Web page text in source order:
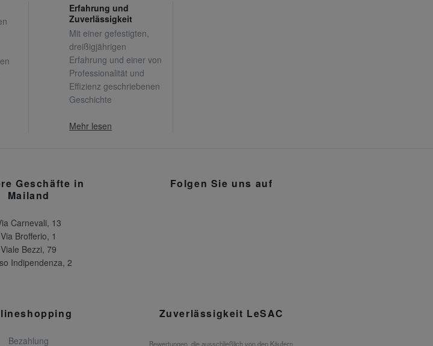
Erfahrung und
Zuverlässigkeit
Mit einer gefestigten,
dreißigjährigen
Erfahrung und einer von
Professionalität und
Effizienz geschriebenen
Geschichte
Mehr lesen
Geschäfte in
Mailand
Carnevali, 13
Via Brofferio, 1
Viale Bezzi, 79
Indipendenza, 2
Folgen Sie uns auf
Bezahlung
Zuverlässigkeit LeSAC
Bewertungen, die ausschließlich von den Käufern